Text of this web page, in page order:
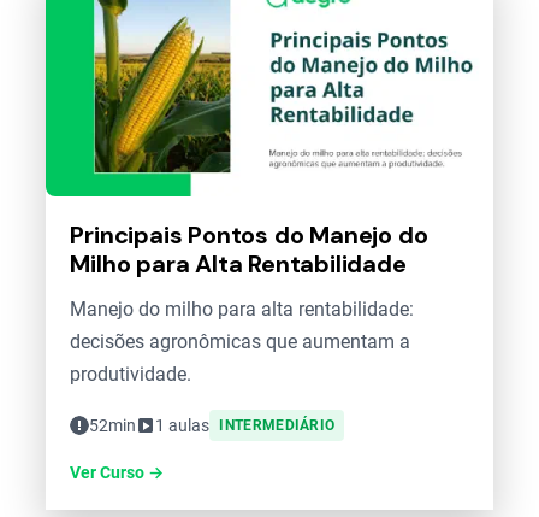
Principais Pontos do Manejo do
Milho para Alta Rentabilidade
Manejo do milho para alta rentabilidade:
decisões agronômicas que aumentam a
produtividade.
52min 1 aulas INTERMEDIÁRIO
Ver Curso →